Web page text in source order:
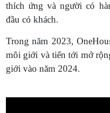
thích ứng và người có
đầu có khách.
Trong năm 2023,
môi giới và tiến tới mở
giới vào năm 2024.